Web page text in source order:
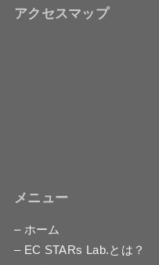
アクセスマップ
メニュー
– ホーム
– EC STARs Lab.とは？